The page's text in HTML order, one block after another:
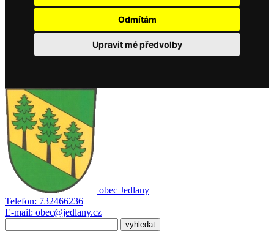
Odmítám
Upravit mé předvolby
obec Jedlany
Telefon: 732466236
E-mail: obec@jedlany.cz